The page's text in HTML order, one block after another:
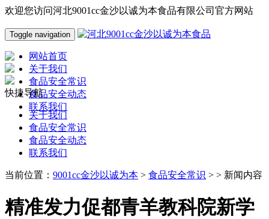
欢迎您访问河北9001cc金沙以诚为本食品有限公司官方网站
Toggle navigation
网站首页
关于我们
食品安全常识
食品安全动态
联系我们
快捷导航
关于我们
食品安全常识
食品安全动态
联系我们
当前位置： 9001cc金沙以诚为本 > 食品安全常识 > > 新闻内容
精准发力促都青羊教科院新学